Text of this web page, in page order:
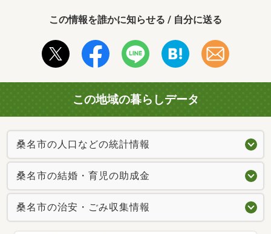
この情報を誰かに知らせる / 自分に送る
この地域の暮らしデータ
桑名市の人口などの統計情報
桑名市の結婚・育児の助成金
桑名市の治安・ごみ収集情報